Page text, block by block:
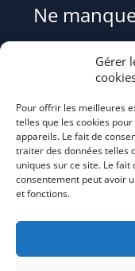
Gérer
Pour offrir les meilleures
telles que les cookies
appareils. Le fait de
traiter des données telles
uniques sur ce site. Le
consentement peut avoir
et fonctions.
Ne
conseils et astuces
vous au flash info bi-